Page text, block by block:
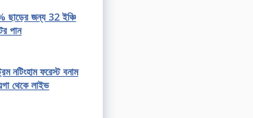
ছাড়ের জন্য 32 ইঞ্চি
পান
নটিংহাম ফরেস্ট বনাম
থেকে লাইভ